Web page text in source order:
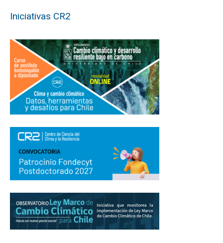
Iniciativas CR2